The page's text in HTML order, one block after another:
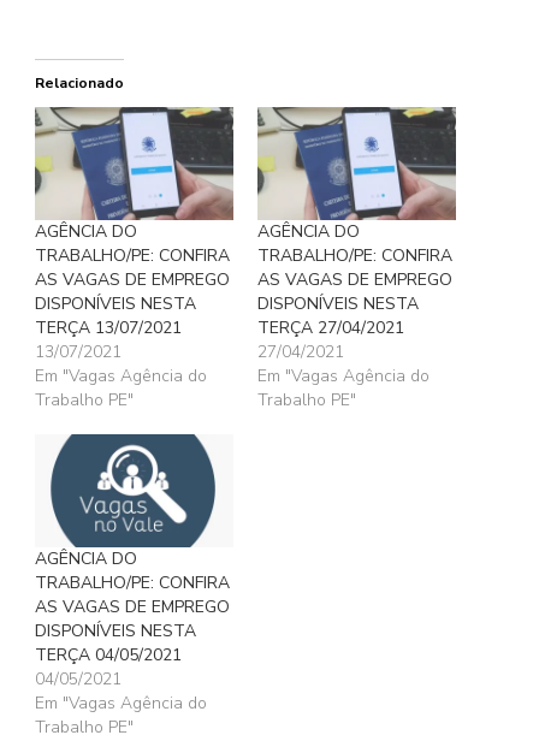
Relacionado
AGÊNCIA DO
TRABALHO/PE: CONFIRA
AS VAGAS DE EMPREGO
DISPONÍVEIS NESTA
TERÇA 13/07/2021
13/07/2021
Em "Vagas Agência do
Trabalho PE"
AGÊNCIA DO
TRABALHO/PE: CONFIRA
AS VAGAS DE EMPREGO
DISPONÍVEIS NESTA
TERÇA 27/04/2021
27/04/2021
Em "Vagas Agência do
Trabalho PE"
AGÊNCIA DO
TRABALHO/PE: CONFIRA
AS VAGAS DE EMPREGO
DISPONÍVEIS NESTA
TERÇA 04/05/2021
04/05/2021
Em "Vagas Agência do
Trabalho PE"